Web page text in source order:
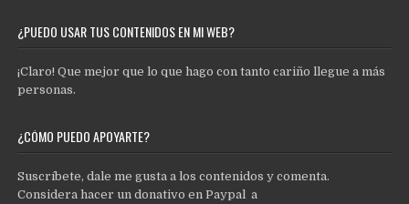
¿PUEDO USAR TUS CONTENIDOS EN MI WEB?
¡Claro! Que mejor que lo que hago con tanto cariño llegue a más
personas.
¿CÓMO PUEDO APOYARTE?
Suscríbete, dale me gusta a los contenidos y comenta.
Considera hacer un donativo en Paypal a